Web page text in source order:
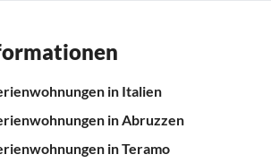
in Italien
in Abruzzen
in Teramo